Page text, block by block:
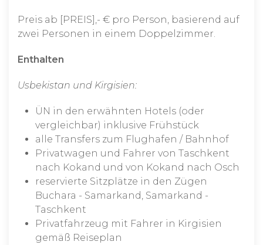
Preis ab [PREIS],- € pro Person, basierend auf
zwei Personen in einem Doppelzimmer.
Enthalten
Usbekistan und Kirgisien:
ÜN in den erwähnten Hotels (oder
vergleichbar) inklusive Frühstück
alle Transfers zum Flughafen / Bahnhof
Privatwagen und Fahrer von Taschkent
nach Kokand und von Kokand nach Osch
reservierte Sitzplätze in den Zügen
Buchara - Samarkand, Samarkand -
Taschkent
Privatfahrzeug mit Fahrer in Kirgisien
gemäß Reiseplan